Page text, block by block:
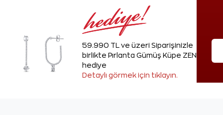
59.990 TL ve üzeri Siparişinizle
birlikte Pırlanta Gümüş Küpe ZEN'den
hediye
Detaylı görmek için tıklayın.